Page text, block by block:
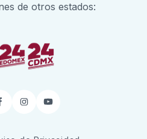
de otros estados:
InstagramYouTube